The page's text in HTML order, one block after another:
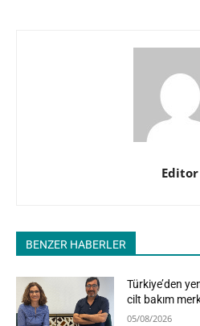
Editor
BENZER HABERLER
Türkiye’den
cilt bakım
05/08/2026